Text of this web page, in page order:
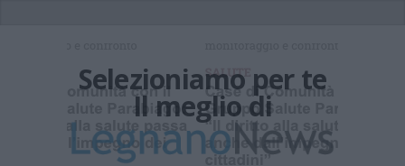
Selezioniamo per te
Il meglio di